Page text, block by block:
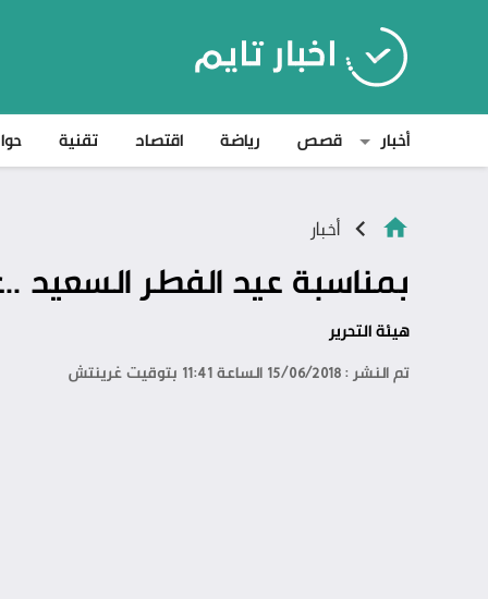
أخبار قصص رياضة اقتصاد تقنية
أخبار
بمناسبة عيد الفطر السعيد ..عفو
هيئة التحرير
تم النشر : 15/06/2018 الساعة 11:41 بتوقيت غرينتش